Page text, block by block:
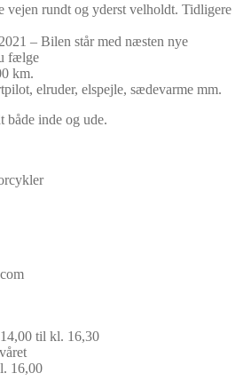
vejen rundt og yderst velholdt. Tidligere
– Bilen står med næsten nye
fælge
km.
elruder, elspejle, sædevarme mm.
både inde og ude.
til kl. 16,30
16,00